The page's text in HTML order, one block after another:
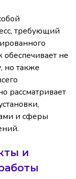
требующий
не
но также
рассматривает
и сферы
и